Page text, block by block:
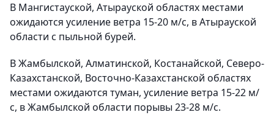
В Мангистауской, Атырауской областях местами
ожидаются усиление ветра 15-20 м/с, в Атырауской
области с пыльной бурей.
В Жамбылской, Алматинской, Костанайской, Северо-
Казахстанской, Восточно-Казахстанской областях
местами ожидаются туман, усиление ветра 15-22 м/
с, в Жамбылской области порывы 23-28 м/с.